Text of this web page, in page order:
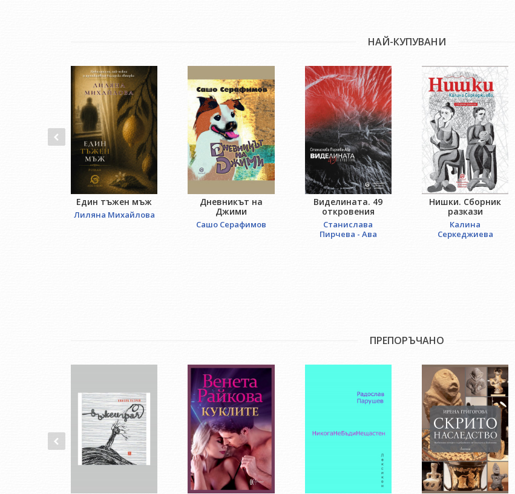
НАЙ-КУПУВАНИ
Един тъжен мъж
Лиляна Михайлова
Дневникът на
Джими
Сашо Серафимов
Виделината. 49
откровения
Станислава
Пирчева - Ава
Нишки. Сборник
разкази
Калина
Серкеджиева
ПРЕПОРЪЧАНО